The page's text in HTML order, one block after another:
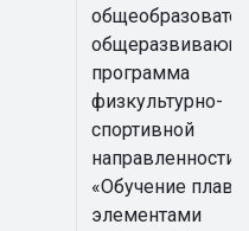
программа
физкультурно-
спортивной
направленности
«Обучение
элементами